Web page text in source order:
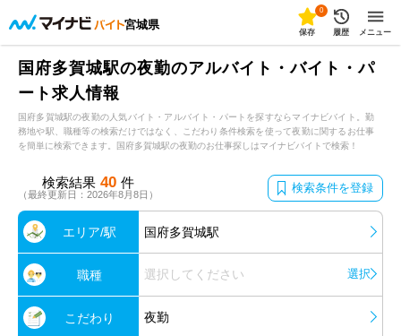
宮城県
0
保存 履歴 メニュー
国府多賀城駅の夜勤のアルバイト・バイト・パ
ート求人情報
国府多賀城駅の夜勤の人気バイト・アルバイト・パートを探すならマイナビバイト。勤
務地や駅、職種等の検索だけではなく、こだわり条件検索を使って夜勤に関するお仕事
を簡単に検索できます。国府多賀城駅の夜勤のお仕事探しはマイナビバイトで検索！
検索結果 40 件
（最終更新日：2026年8月8日） 検索条件を登録
エリア/駅 国府多賀城駅
職種 選択してください 選択
こだわり 夜勤